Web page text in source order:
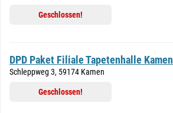
Geschlossen!
DPD Paket Filiale Tapetenhalle Kamen
Schleppweg 3, 59174 Kamen
Geschlossen!